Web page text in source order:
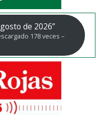
de 2026”
178 veces –